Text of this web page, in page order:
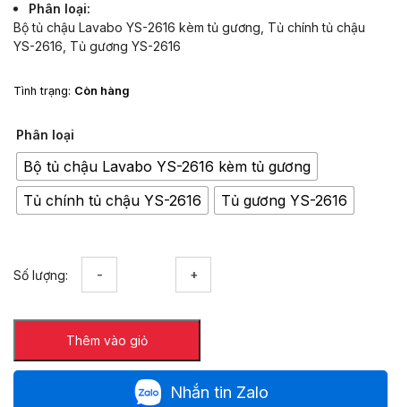
9,573,000 ₫
Phân loại
Bộ tủ chậu Lavabo YS-2616 kèm tủ gương, Tủ chính tủ chậu
YS-2616, Tủ gương YS-2616
Tình trạng: Còn hàng
Phân loại
Bộ tủ chậu Lavabo YS-2616 kèm tủ gương
Tủ chính tủ chậu YS-2616
Tủ gương YS-2616
Số lượng:
Lavabo
Hiwin
YS-
2616
xanh
Thêm vào giỏ
Nhắn tin Zalo